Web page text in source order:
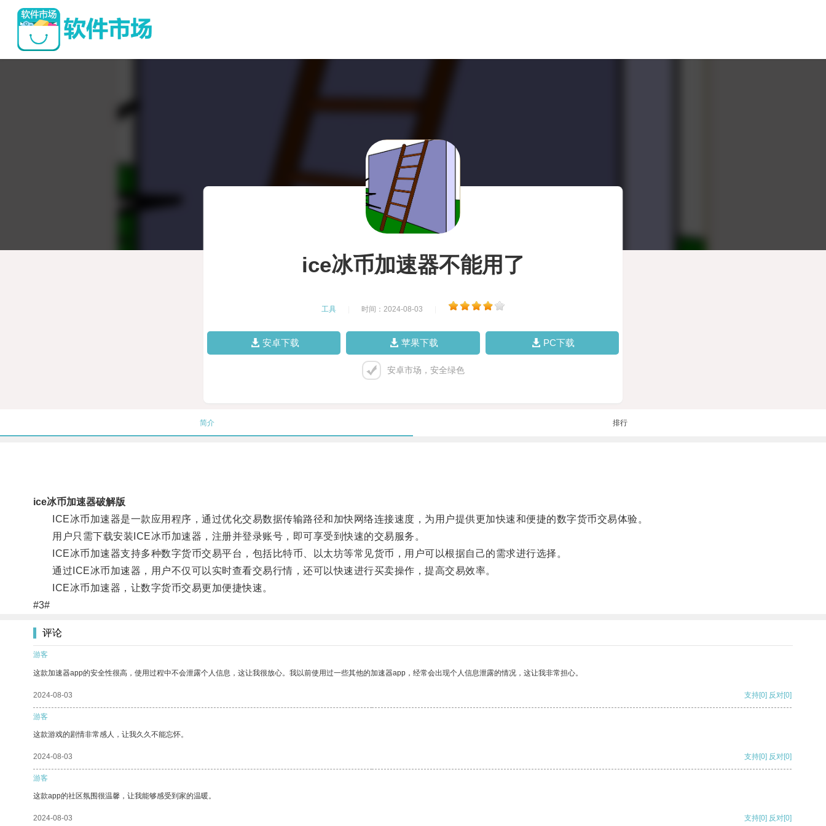
ice冰币加速器不能用了
工具 时间：2024-08-03
安卓下载 苹果下载 PC下载
安卓市场，安全绿色
简介 排行
ice冰币加速器破解版
ICE冰币加速器是一款应用程序，通过优化交易数据传输路径和加快网络连接速度，为用户提供更加快速和便捷的数字货币交易体验。
用户只需下载安装ICE冰币加速器，注册并登录账号，即可享受到快速的交易服务。
ICE冰币加速器支持多种数字货币交易平台，包括比特币、以太坊等常见货币，用户可以根据自己的需求进行选择。
通过ICE冰币加速器，用户不仅可以实时查看交易行情，还可以快速进行买卖操作，提高交易效率。
ICE冰币加速器，让数字货币交易更加便捷快速。
#3#
评论
游客
这款加速器app的安全性很高，使用过程中不会泄露个人信息，这让我很放心。我以前使用过一些其他的加速器app，经常会出现个人信息泄露的情况，这让我非常担心。
2024-08-03 支持[0] 反对[0]
游客
这款游戏的剧情非常感人，让我久久不能忘怀。
2024-08-03 支持[0] 反对[0]
游客
这款app的社区氛围很温馨，让我能够感受到家的温暖。
2024-08-03 支持[0] 反对[0]